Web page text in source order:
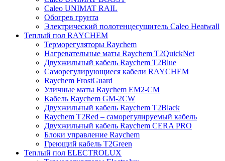
Caleo UNIMAT RAIL
Обогрев грунта
Электрический полотенцесушитель Caleo Heatwall
Теплый пол RAYCHEM
Терморегуляторы Raychem
Нагревательные маты Raychem T2QuickNet
Двухжильный кабель Raychem T2Blue
Саморегулирующиеся кабели RAYCHEM
Raychem FrostGuard
Уличные маты Raychem EM2-CM
Кабель Raychem GM-2CW
Двухжильный кабель Raychem T2Black
Raychem T2Red – саморегулируемый кабель
Двухжильный кабель Raychem CERA PRO
Блоки управление Raychem
Греющий кабель T2Green
Теплый пол ELECTROLUX